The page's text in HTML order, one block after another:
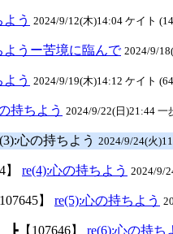
う 2024/9/12(木)14:04 ケイト
ようー苦境に臨んで 2024/9/
う 2024/9/19(木)14:12 ケイト
持ちよう 2024/9/22(日)21:44 一
心の持ちよう 2024/9/24(火
】 re(4):心の持ちよう 2024/9/
】 re(5):心の持ちよう
┣【107646】 re(6):心の持ち